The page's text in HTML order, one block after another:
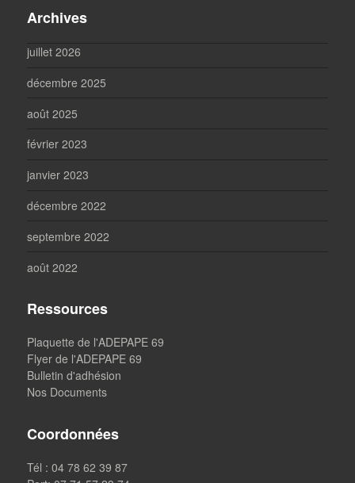
Archives
juillet 2026
décembre 2025
août 2025
février 2023
janvier 2023
décembre 2022
septembre 2022
août 2022
Ressources
Plaquette de l'ADEPAPE 69
Flyer de l'ADEPAPE 69
Bulletin d'adhésion
Nos Documents
Coordonnées
Tél : 04 78 62 39 87